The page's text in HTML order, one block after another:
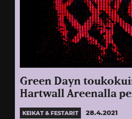
Green Dayn
Hartwall Areenalla
KEIKAT & FESTARIT 28.4.2021